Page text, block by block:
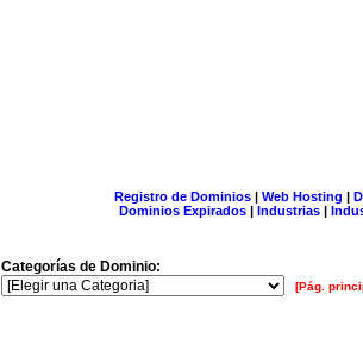
Registro de Dominios| Web Hosting |
Dominios Expirados | Industrias |
Categorías de Dominio:
[Pág.